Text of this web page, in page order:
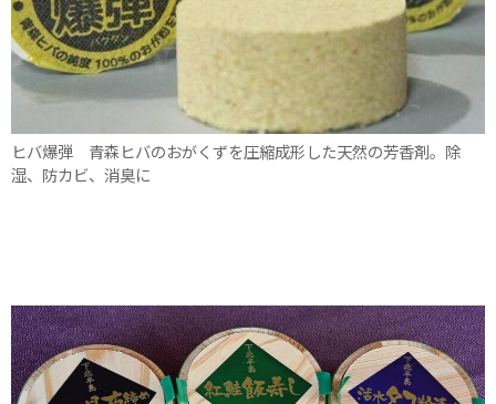
ヒバ爆弾 青森ヒバのおがくずを圧縮成形した天然の芳香剤。除
湿、防カビ、消臭に